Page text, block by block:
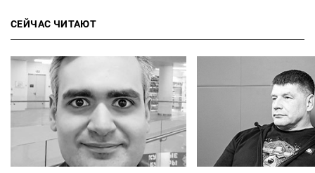
СЕЙЧАС ЧИТАЮТ